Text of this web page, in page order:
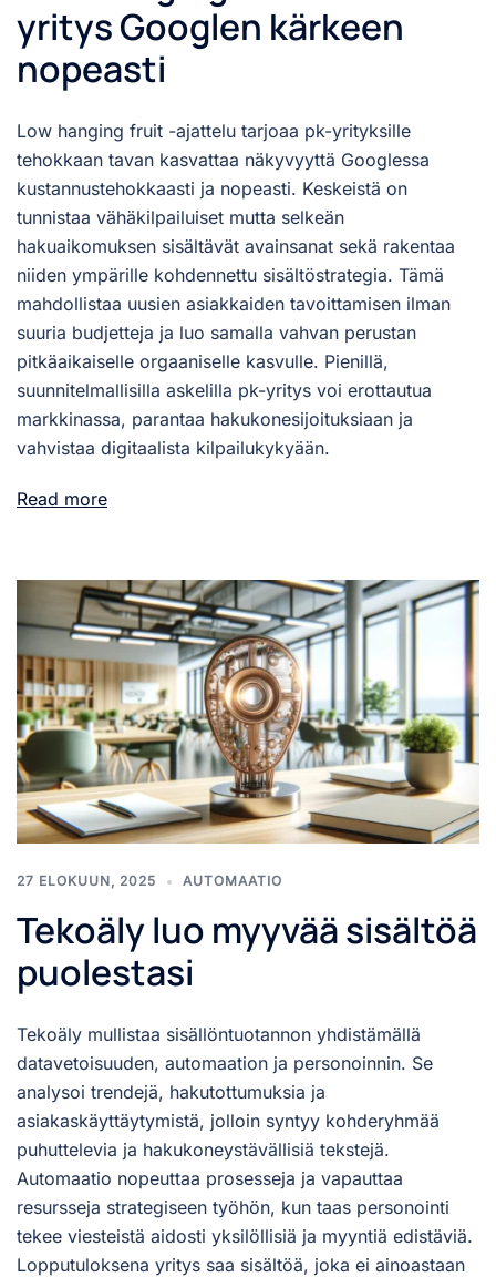
yritys Googlen kärkeen
nopeasti
Low hanging fruit -ajattelu tarjoaa pk-yrityksille
tehokkaan tavan kasvattaa näkyvyyttä Googlessa
kustannustehokkaasti ja nopeasti. Keskeistä on
tunnistaa vähäkilpailuiset mutta selkeän
hakuaikomuksen sisältävät avainsanat sekä rakentaa
niiden ympärille kohdennettu sisältöstrategia. Tämä
mahdollistaa uusien asiakkaiden tavoittamisen ilman
suuria budjetteja ja luo samalla vahvan perustan
pitkäaikaiselle orgaaniselle kasvulle. Pienillä,
suunnitelmallisilla askelilla pk-yritys voi erottautua
markkinassa, parantaa hakukonesijoituksiaan ja
vahvistaa digitaalista kilpailukykyään.
Read more
27 ELOKUUN, 2025 AUTOMAATIO
Tekoäly luo myyvää sisältöä
puolestasi
Tekoäly mullistaa sisällöntuotannon yhdistämällä
datavetoisuuden, automaation ja personoinnin. Se
analysoi trendejä, hakutottumuksia ja
asiakaskäyttäytymistä, jolloin syntyy kohderyhmää
puhuttelevia ja hakukoneystävällisiä tekstejä.
Automaatio nopeuttaa prosesseja ja vapauttaa
resursseja strategiseen työhön, kun taas personointi
tekee viesteistä aidosti yksilöllisiä ja myyntiä edistäviä.
Lopputuloksena yritys saa sisältöä, joka ei ainoastaan